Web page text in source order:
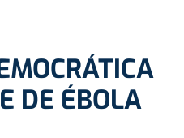
DE ÉBOLA